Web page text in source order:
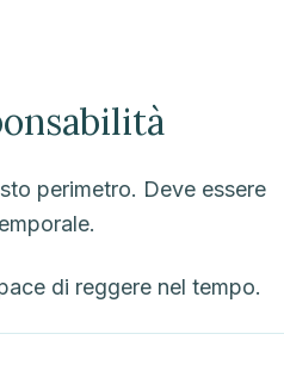
perimetro. Deve essere
di reggere nel tempo.